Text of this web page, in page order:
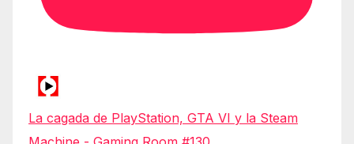
La cagada de PlayStation, GTA VI y la Steam